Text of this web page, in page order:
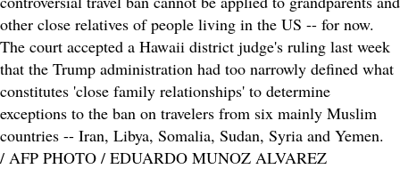
other close relatives of people living in the US -- for now.
The court accepted a Hawaii district judge's ruling last week
that the Trump administration had too narrowly defined what
constitutes 'close family relationships' to determine
exceptions to the ban on travelers from six mainly Muslim
countries -- Iran, Libya, Somalia, Sudan, Syria and Yemen.
/ AFP PHOTO / EDUARDO MUNOZ ALVAREZ